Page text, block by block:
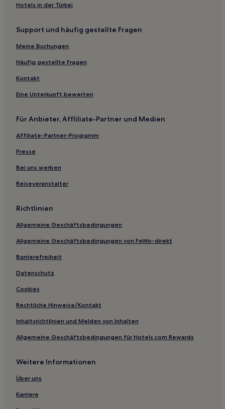
Hotels in der Türkei
Support und häufig gestellte Fragen
Meine Buchungen
Häufig gestellte Fragen
Kontakt
Eine Unterkunft bewerten
Für Anbieter, Affliliate-Partner und Medien
Affiliate-Partner-Programm
Presse
Bei uns werben
Reiseveranstalter
Richtlinien
Allgemeine Geschäftsbedingungen
Allgemeine Geschäftsbedingungen von FeWo-direkt
Barrierefreiheit
Datenschutz
Cookies
Rechtliche Hinweise/Kontakt
Inhaltsrichtlinien und Melden von Inhalten
Allgemeine Geschäftsbedingungen für Hotels.com Rewards
Weitere Informationen
Über uns
Karriere